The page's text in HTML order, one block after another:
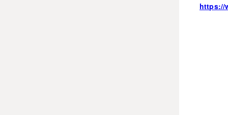
https://